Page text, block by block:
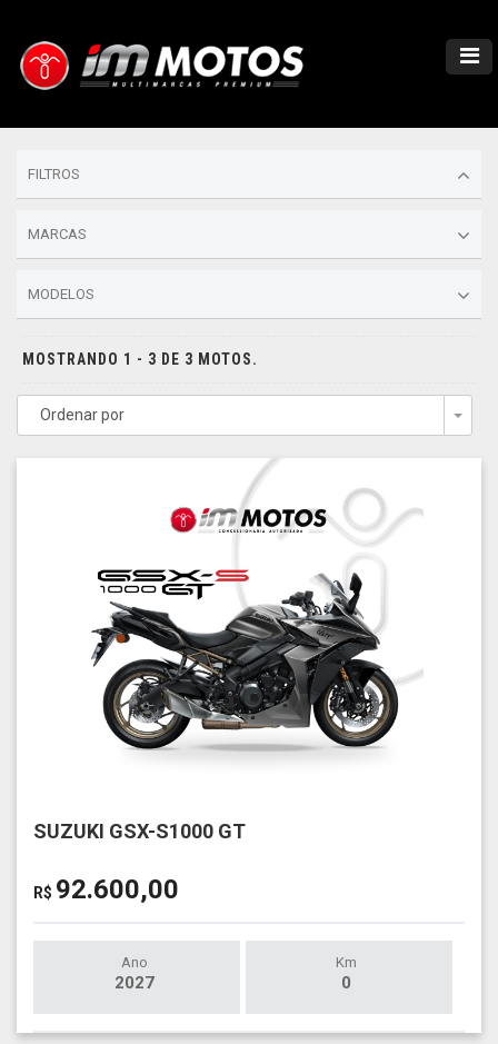
FILTROS
MARCAS
MODELOS
MOSTRANDO 1 - 3 DE 3 MOTOS.
Ordenar por
SUZUKI GSX-S1000 GT
R$ 92.600,00
Ano
2027
Km
0